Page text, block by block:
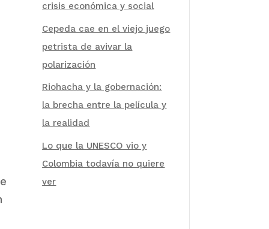
crisis económica y social
Cepeda cae en el viejo juego
petrista de avivar la
polarización
Riohacha y la gobernación:
la brecha entre la película y
la realidad
Lo que la UNESCO vio y
Colombia todavía no quiere
ver